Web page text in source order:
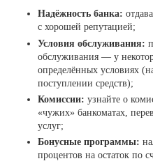
Надёжность банка:
с хорошей репутацией;
Условия обслуживания:
обслуживания — у
определённых условиях
поступлении средств);
Комиссии: узнайте о
«чужих» банкоматах,
услуг;
Бонусные программы:
процентов на остаток по